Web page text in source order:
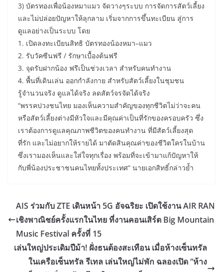
3) บัตรทองเพื่อน้องหมาแมว จัดวางๆระบบ การจัดการสัตว์เลี้ยง
และไม่ปล่อยปัญหาให้ลุกลาม เริ่มจากการขึ้นทะเบียน สู่การ
ดูแลอย่างเป็นระบบ โดย
1. เปิดลงทะเบียนสิทธิ บัตรทองน้องหมา–แมว
2. รับวัคซีนฟรี / รักษาเบื้องต้นฟรี
3. จุดรับฝากน้อง ฟรีเป็นช่วงเวลา สำหรับคนทำงาน
4. พื้นที่เดินเล่น ออกกำลังกาย สำหรับสัตว์เลี้ยงในชุมชน
รู้จำนวนจริง ดูแลได้จริง ลดสัตว์จรจัดได้จริง
“พรรคปวงชนไทย มองเห็นความสำคัญของทุกชีวิตไม่ว่าจะคน
หรือสัตว์เลี้ยงต่างมีหัวใจและมีคุณค่าเป็นที่รักของครอบครัว ซึ่ง
เราต้องการดูแลคุณภาพชีวิตของคนทำงาน ที่มีสัตว์เลี้ยงสุด
ที่รัก และไม่อยากให้รายได้ มาตัดสินคุณค่าของชีวิตใครในบ้าน
ซึ่งเรามองเห็นและใส่ใจทุกเรื่อง พร้อมที่จะเข้ามาแก้ปัญหาให้
กับพี่น้องประชาชนคนไทยทั้งประเทศ“ นายเอกสิทธิ์กล่าวย้ำ
AIS ร่วมกับ ZTE เดินหน้า 5G อัจฉริยะ เปิดใช้งาน AIR RAN
เชิงพาณิชย์ครั้งแรกในไทย ที่งานคอนเสิร์ต Big Mountain
Music Festival ครั้งที่ 15
เล่นใหญ่ประเดิมปีม้า! ฝั่งธนต้องสะเทือน เมื่อห้างเซ็นทรัล
ในเครือเซ็นทรัล รีเทล เล่นใหญ่ไม่พัก ฉลองเปิด “ห้าง